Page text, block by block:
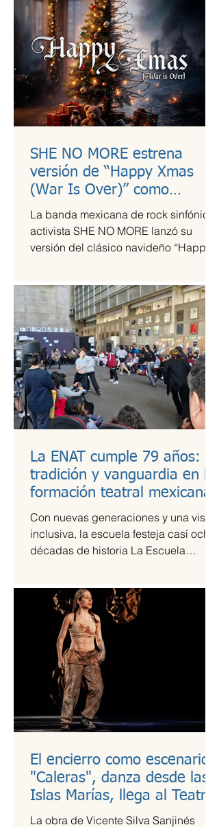
su centenario, la organización utiliza la
alta competencia para validar su
capacidad técnica y operativa en las
pistas más exigentes del país durante
la temporada 2026.
SHE NO MORE estrena
versión de “Happy Xmas
(War Is Over)” como
llamado a la empatía en
tiempos de guerra
La banda mexicana de rock sinfónico
activista SHE NO MORE lanzó su
versión del clásico navideño “Happy
transforma el himno pacifista en un
arreglo metal sinfónico que mantiene
su esencia esperanzadora, pero con la
potencia característica del grupo.
La ENAT cumple 79 años:
tradición y vanguardia en la
formación teatral mexicana
Con nuevas generaciones y una visión
inclusiva, la escuela festeja casi ocho
décadas de historia La Escuela
El encierro como escenario:
"Caleras", danza desde las
Islas Marías, llega al Teatro
Guillermina Bravo
La obra de Vicente Silva Sanjinés